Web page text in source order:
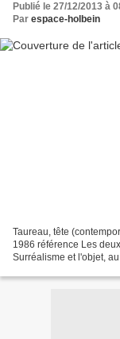
Publié le 27/12/2013 à
Par espace-holbein
Taureau, tête
1986 référence Les
Surréalisme et l'objet,